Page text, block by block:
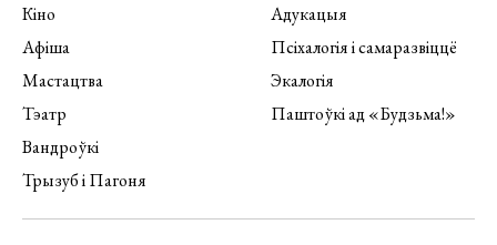
Кіно
Афіша
Мастацтва
Тэатр
Вандроўкі
Трызуб і Пагоня
Адукацыя
Псіхалогія і самаразвіццё
Экалогія
Паштоўкі ад «Будзьма!»